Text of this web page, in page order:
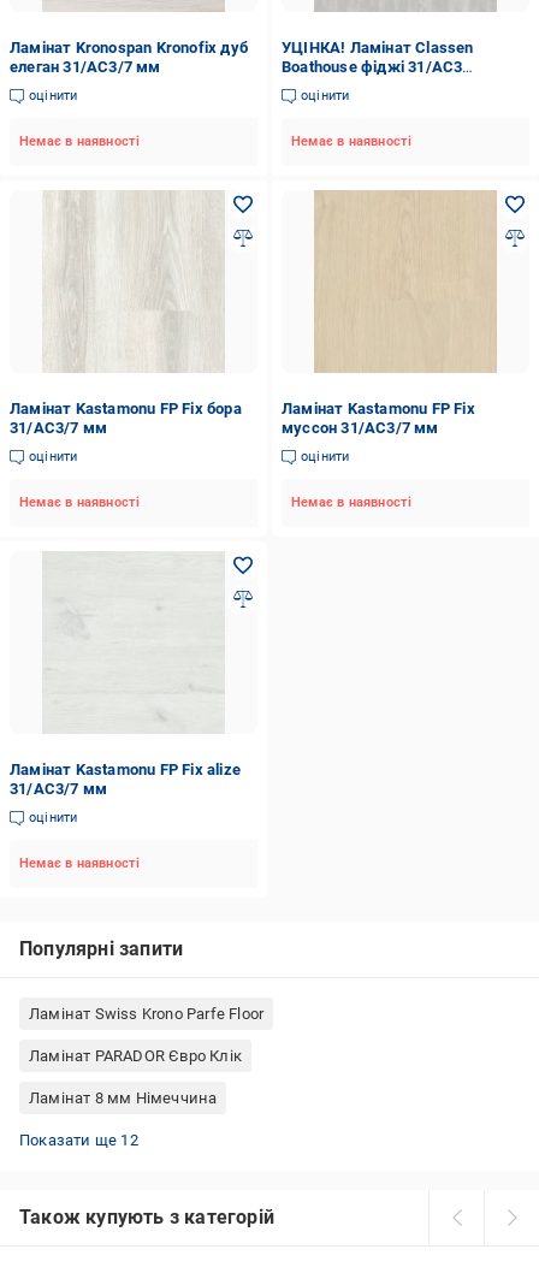
Ламінат Kronospan Kronofix дуб
елеган 31/AC3/7 мм
оцінити
Немає в наявності
УЦІНКА! Ламінат Classen
Boathouse фіджі 31/AC3
1286х194 мм (УЦ №160)
оцінити
Немає в наявності
Ламінат Kastamonu FP Fix бора
31/AC3/7 мм
оцінити
Немає в наявності
Ламінат Kastamonu FP Fix
муссон 31/AC3/7 мм
оцінити
Немає в наявності
Ламінат Kastamonu FP Fix alize
31/AC3/7 мм
оцінити
Немає в наявності
Популярні запити
Ламінат Swiss Krono Parfe Floor
Ламінат PARADOR Євро Клік
Ламінат 8 мм Німеччина
Ламінат MY FLOOR Cottage+
Ламінат Kronospan Promo
Ламінат Kronotex Advanced
Ламінат Classen Casa Classic 4V
Ламінат AGT Natura Line 4V
Ламінат Kronotex Exquisit V4
Ламінат Classen Visiogrande 4V
Ламінат Kronotex 33/АС5 12 мм
Ламінат Kronospan 4V
Ламінат Німеччина 8 мм 32/АС4
Ламінат MY FLOOR Villa
Ламінат вологостійкий 33/АС5
Показати ще 12
Також купують з категорій